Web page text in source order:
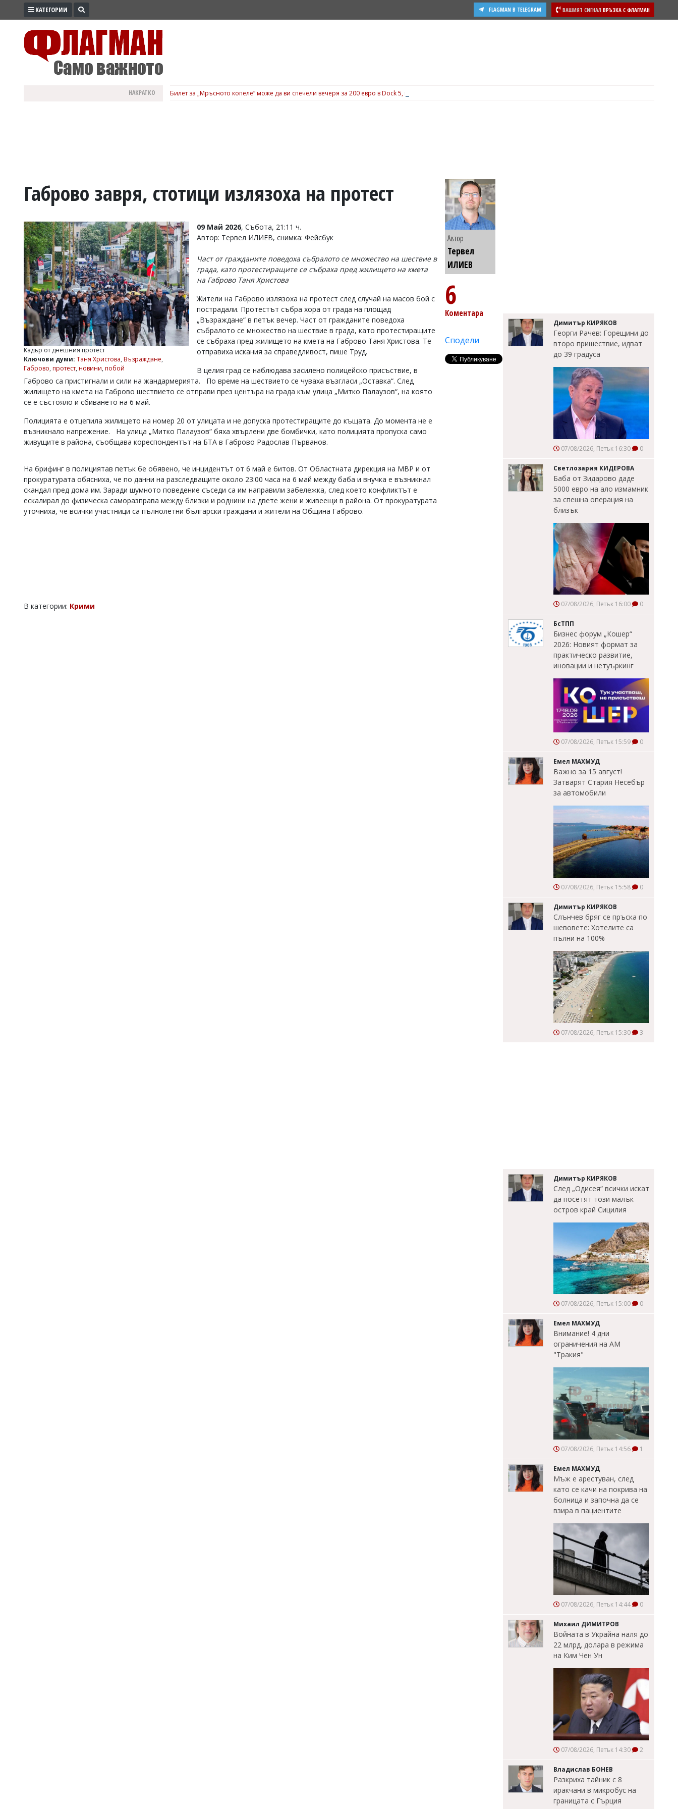
ПРОМО
ВОЙНАТА
УКРАЙНА
СПОРТ
РАЗСЛЕДВАНЕ
БИЗНЕС
Управители:
Веселин
Василев,
v.vasilev@flagman.bg
Касабова,
k.kassabova@flagman.bg
Главен
office@flagman.bg
статиите
въвеждат
читателите
обиден
КАТЕГОРИИ ВАШИЯТ СИГНАЛ ВРЪЗКА С ФЛАГМАН
FLAGMAN В TELEGRAM
НАКРАТКО Билет за „Мръсното копеле“ може да ви спечели вечеря за 200 евро в Dock 5, вижте подробности
Габрово завря, стотици излязоха на протест
Кадър от днешния протест
Ключови думи: Таня Христова, Възраждане,
Габрово, протест, новини, побой
09 Май 2026, Събота, 21:11 ч.
Автор: Тервел ИЛИЕВ, снимка: Фейсбук
Част от гражданите поведоха събралото се множество на шествие в
града, като протестиращите се събраха пред жилището на кмета
на Габрово Таня Христова
Жители на Габрово излязоха на протест след случай на масов бой с
пострадали. Протестът събра хора от града на площад
„Възраждане“ в петък вечер. Част от гражданите поведоха
събралото се множество на шествие в града, като протестиращите
се събраха пред жилището на кмета на Габрово Таня Христова. Те
отправиха искания за справедливост, пише Труд.
В целия град се наблюдава засилено полицейско присъствие, в
Габрово са пристигнали и сили на жандармерията. По време на шествието се чуваха възгласи „Оставка“. След
жилището на кмета на Габрово шествието се отправи през центъра на града към улица „Митко Палаузов“, на която
се е състояло и сбиването на 6 май.
Полицията е отцепила жилището на номер 20 от улицата и не допуска протестиращите до къщата. До момента не е
възникнало напрежение. На улица „Митко Палаузов“ бяха хвърлени две бомбички, като полицията пропуска само
живущите в района, съобщава кореспондентът на БТА в Габрово Радослав Първанов.
На брифинг в полициятав петък бе обявено, че инцидентът от 6 май е битов. От Областната дирекция на МВР и от
прокуратурата обясниха, че по данни на разследващите около 23:00 часа на 6 май между баба и внучка е възникнал
скандал пред дома им. Заради шумното поведение съседи са им направили забележка, след което конфликтът е
ескалирал до физическа саморазправа между близки и роднини на двете жени и живеещи в района. От прокуратурата
уточниха, че всички участници са пълнолетни български граждани и жители на Община Габрово.
В категории: Крими
Автор
Тервел
ИЛИЕВ
6
Коментара
Сподели
Димитър КИРЯКОВ
Георги Рачев: Горещини до
второ пришествие, идват
до 39 градуса
07/08/2026, Петък 16:30 0
Светлозария КИДЕРОВА
Баба от Зидарово даде
5000 евро на ало измамник
за спешна операция на
близък
07/08/2026, Петък 16:00 0
БсТПП
Бизнес форум „Кошер“
2026: Новият формат за
практическо развитие,
иновации и нетуъркинг
07/08/2026, Петък 15:59 0
Емел МАХМУД
Важно за 15 август!
Затварят Стария Несебър
за автомобили
07/08/2026, Петък 15:58 0
Димитър КИРЯКОВ
Слънчев бряг се пръска по
шевовете: Хотелите са
пълни на 100%
07/08/2026, Петък 15:30 3
Димитър КИРЯКОВ
След „Одисея“ всички искат
да посетят този малък
остров край Сицилия
07/08/2026, Петък 15:00 0
Емел МАХМУД
Внимание! 4 дни
ограничения на АМ
"Тракия"
07/08/2026, Петък 14:56 1
Емел МАХМУД
Мъж е арестуван, след
като се качи на покрива на
болница и започна да се
взира в пациентите
07/08/2026, Петък 14:44 0
Михаил ДИМИТРОВ
Войната в Украйна наля до
22 млрд. долара в режима
на Ким Чен Ун
07/08/2026, Петък 14:30 2
Владислав БОНЕВ
Разкриха тайник с 8
иракчани в микробус на
границата с Гърция